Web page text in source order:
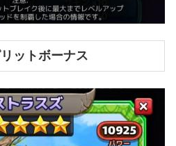
ットボーナス